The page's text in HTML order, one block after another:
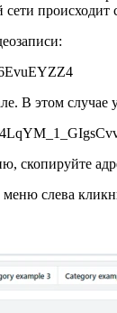
происходит
В этом случае
скопируйте
меню слева